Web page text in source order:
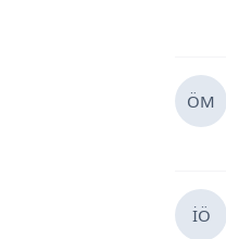
ÖM
İÖ